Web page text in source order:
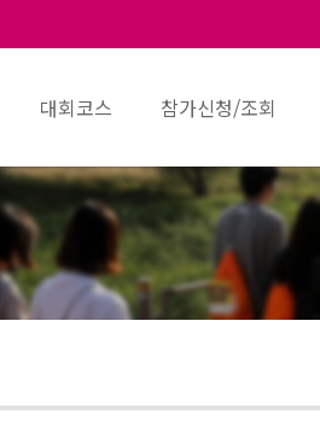
대회코스 참가신청/조회